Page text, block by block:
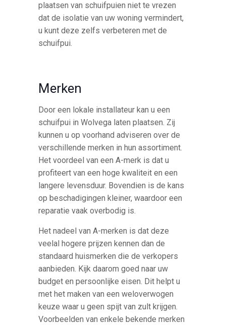
plaatsen van schuifpuien niet te vrezen
dat de isolatie van uw woning vermindert,
u kunt deze zelfs verbeteren met de
schuifpui.
Merken
Door een lokale installateur kan u een
schuifpui in Wolvega laten plaatsen. Zij
kunnen u op voorhand adviseren over de
verschillende merken in hun assortiment.
Het voordeel van een A-merk is dat u
profiteert van een hoge kwaliteit en een
langere levensduur. Bovendien is de kans
op beschadigingen kleiner, waardoor een
reparatie vaak overbodig is.
Het nadeel van A-merken is dat deze
veelal hogere prijzen kennen dan de
standaard huismerken die de verkopers
aanbieden. Kijk daarom goed naar uw
budget en persoonlijke eisen. Dit helpt u
met het maken van een weloverwogen
keuze waar u geen spijt van zult krijgen.
Voorbeelden van enkele bekende merken